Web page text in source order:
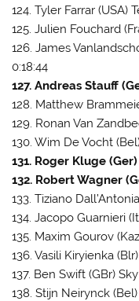
124. Tyler Farrar (USA)
125. Julien Fouchard
126. James
0:18:44
127. Andreas Stauff
128. Matthew
129. Ronan Van
130. Wim De Vocht
131. Roger Kluge
132. Robert Wagner
133. Tiziano
134. Jacopo Guarnieri
135. Maxim Gourov
136. Vasili Kiryienka
137. Ben Swift (GBr)
138. Stijn Neirynck